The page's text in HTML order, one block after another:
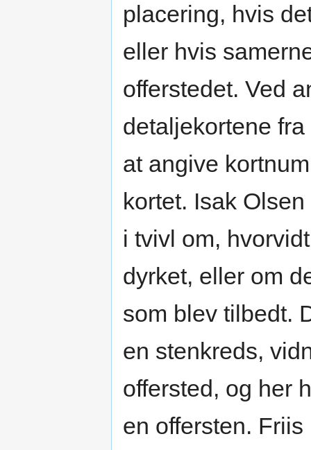
placering, hvis
eller hvis
offerstedet. Ved
detaljekortene
at angive
kortet. Isak
i tvivl om,
dyrket, eller om
som blev tilbedt.
en stenkreds,
offersted, og her
en offersten.